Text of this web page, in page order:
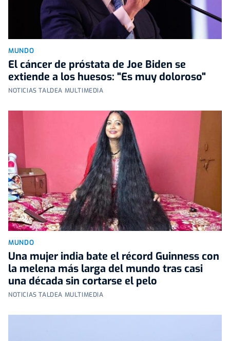
MUNDO
El cáncer de próstata de Joe Biden se
extiende a los huesos: "Es muy doloroso"
NOTICIAS TALDEA MULTIMEDIA
MUNDO
Una mujer india bate el récord Guinness con
la melena más larga del mundo tras casi
una década sin cortarse el pelo
NOTICIAS TALDEA MULTIMEDIA